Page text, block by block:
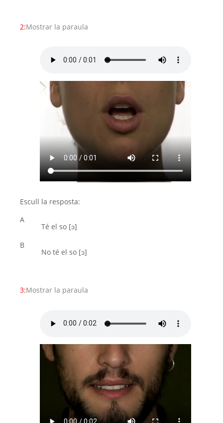
2:Mostrar la paraula
Escull la resposta:
A
Té el so [ͻ]
B
No té el so [ͻ]
3:Mostrar la paraula